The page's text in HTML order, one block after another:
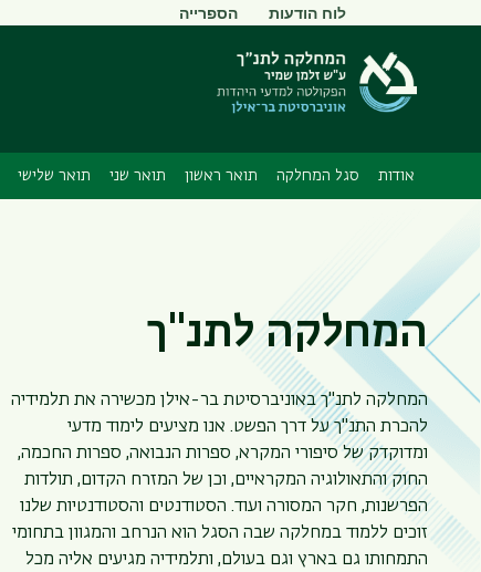
תפריט
משני
לוח הודעות הספרייה
אודות סגל המחלקה תואר ראשון תואר שני תואר שלישי
המחלקה לתנ"ך
המחלקה לתנ"ך באוניברסיטת בר-אילן מכשירה את תלמידיה
להכרת התנ"ך על דרך הפשט. אנו מציעים לימוד מדעי
ומדוקדק של סיפורי המקרא, ספרות הנבואה, ספרות החכמה,
החוק והתאולוגיה המקראיים, וכן של המזרח הקדום, תולדות
הפרשנות, חקר המסורה ועוד. הסטודנטים והסטודנטיות שלנו
זוכים ללמוד במחלקה שבה הסגל הוא הנרחב והמגוון בתחומי
התמחותו גם בארץ וגם בעולם, ותלמידיה מגיעים אליה מכל